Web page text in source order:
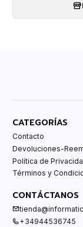
CATEGORÍAS
Contacto
Devoluciones-
Política de
Términos y
CONTÁCTANOS
+34944536745